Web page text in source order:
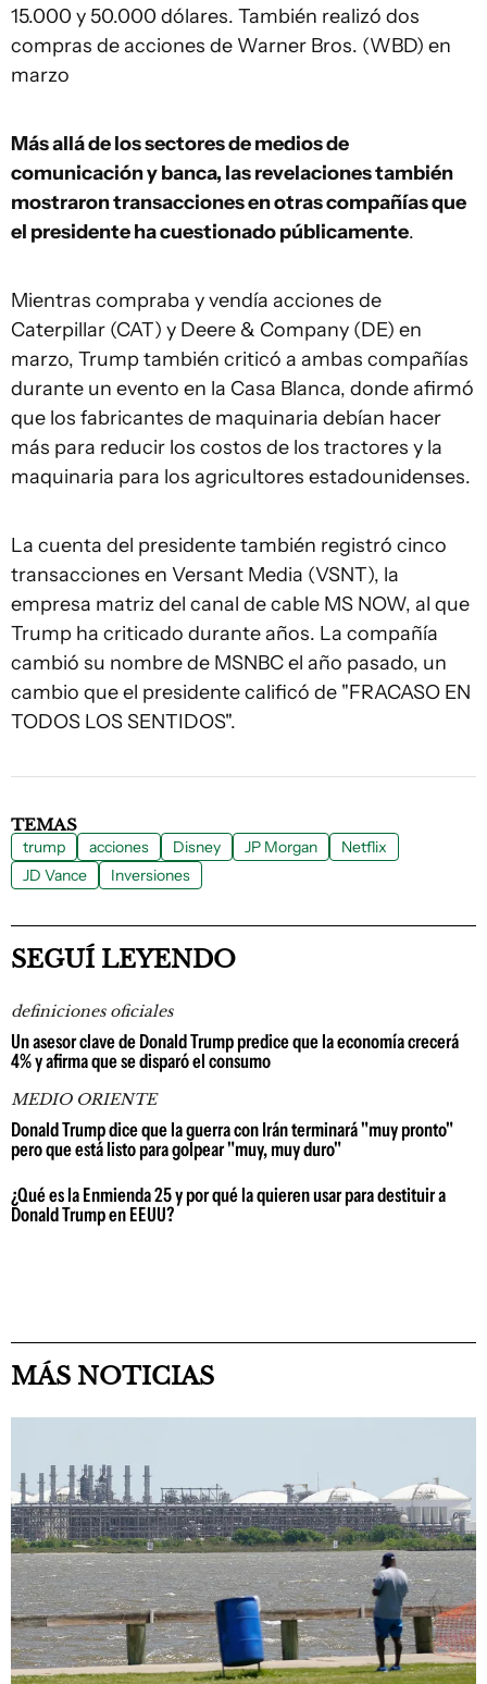
15.000 y 50.000 dólares. También realizó dos
compras de acciones de Warner Bros. (WBD) en
marzo
Más allá de los sectores de medios de
comunicación y banca, las revelaciones también
mostraron transacciones en otras compañías que
el presidente ha cuestionado públicamente.
Mientras compraba y vendía acciones de
Caterpillar (CAT) y Deere & Company (DE) en
marzo, Trump también criticó a ambas compañías
durante un evento en la Casa Blanca, donde afirmó
que los fabricantes de maquinaria debían hacer
más para reducir los costos de los tractores y la
maquinaria para los agricultores estadounidenses.
La cuenta del presidente también registró cinco
transacciones en Versant Media (VSNT), la
empresa matriz del canal de cable MS NOW, al que
Trump ha criticado durante años. La compañía
cambió su nombre de MSNBC el año pasado, un
cambio que el presidente calificó de "FRACASO EN
TODOS LOS SENTIDOS".
TEMAS
trump acciones Disney JP Morgan
Netflix
JD Vance
Inversiones
SEGUÍ LEYENDO
definiciones oficiales
Un asesor clave de Donald Trump predice que la economía crecerá
4% y afirma que se disparó el consumo
MEDIO ORIENTE
Donald Trump dice que la guerra con Irán terminará "muy pronto"
pero que está listo para golpear "muy, muy duro"
¿Qué es la Enmienda 25 y por qué la quieren usar para destituir a
Donald Trump en EEUU?
MÁS NOTICIAS